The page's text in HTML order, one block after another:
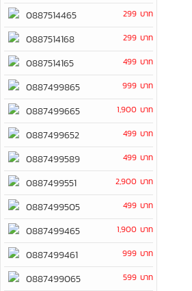
0887514465 299 บาท
0887514168 299 บาท
0887514165 499 บาท
0887499865 999 บาท
0887499665 1,900 บาท
0887499652 499 บาท
0887499589 499 บาท
0887499551 2,900 บาท
0887499505 499 บาท
0887499465 1,900 บาท
0887499461 999 บาท
0887499065 599 บาท